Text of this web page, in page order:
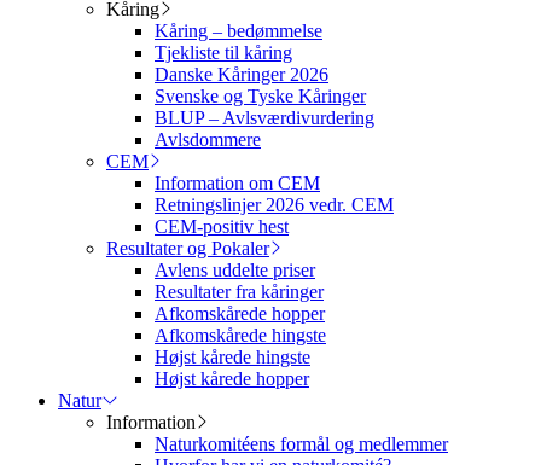
Kåring
Kåring – bedømmelse
Tjekliste til kåring
Danske Kåringer 2026
Svenske og Tyske Kåringer
BLUP – Avlsværdivurdering
Avlsdommere
CEM
Information om CEM
Retningslinjer 2026 vedr. CEM
CEM-positiv hest
Resultater og Pokaler
Avlens uddelte priser
Resultater fra kåringer
Afkomskårede hopper
Afkomskårede hingste
Højst kårede hingste
Højst kårede hopper
Natur
Information
Naturkomitéens formål og medlemmer